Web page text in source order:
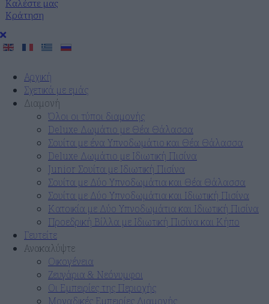
Καλέστε μας
Κράτηση
Αρχική
Σχετικά με εμάς
Διαμονή
Όλοι οι τύποι διαμονής
Deluxe Δωμάτιο με Θέα Θάλασσα
Σουίτα με ένα Υπνοδωμάτιο και Θέα Θάλασσα
Deluxe Δωμάτιο με Ιδιωτική Πισίνα
Junior Σουίτα με Ιδιωτική Πισίνα
Σουίτα με Δύο Υπνοδωμάτια και Θέα Θάλασσα
Σουίτα με Δύο Υπνοδωμάτια και Ιδιωτική Πισίνα
Κατοικία με Δύο Υπνοδωμάτια και Ιδιωτική Πισίνα
Προεδρική Βίλλα με Ιδιωτική Πισίνα και Κήπο
Γευτείτε
Ανακαλύψτε
Οικογένεια
Ζευγάρια & Νεόνυμφοι
Οι Εμπειρίες της Περιοχής
Μοναδικές Εμπειρίες Διαμονής